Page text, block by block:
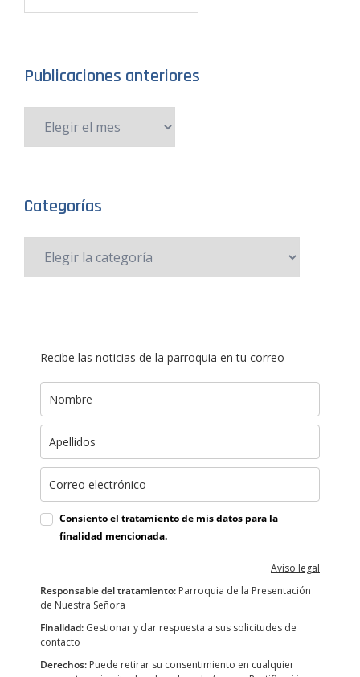
Publicaciones anteriores
Categorías
Recibe las noticias de la parroquia en tu correo
Consiento el tratamiento de mis datos para la
finalidad mencionada.
Aviso legal
Responsable del tratamiento: Parroquia de la Presentación
de Nuestra Señora
Finalidad: Gestionar y dar respuesta a sus solicitudes de
contacto
Derechos: Puede retirar su consentimiento en cualquier